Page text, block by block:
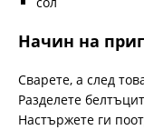
Начин на
Сварете, а след
Разделете
Настържете ги